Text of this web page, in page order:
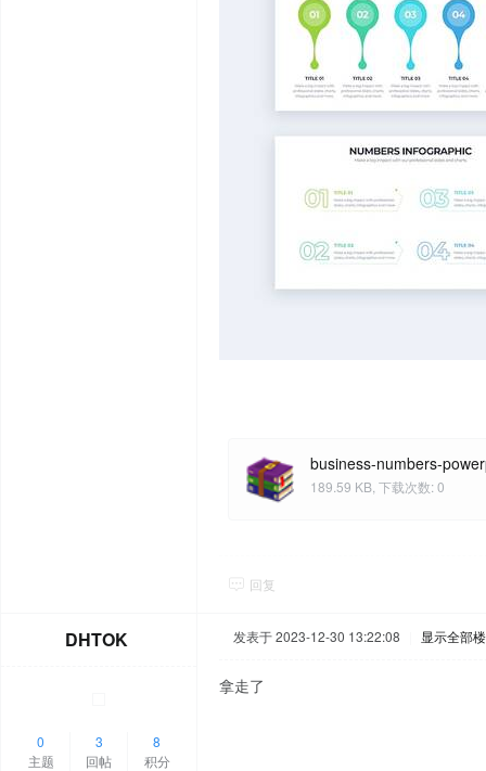
business-numbers-
189.59 KB, 下载次数: 0
回复
DHTOK
0
主题
3
回帖
8
积分
发表于 2023-12-30 13:22:08 显示全部
拿走了